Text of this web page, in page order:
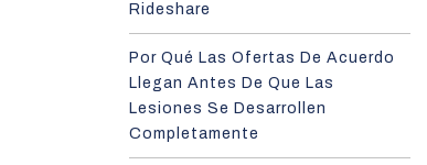
Rideshare
Por Qué Las Ofertas De Acuerdo
Llegan Antes De Que Las
Lesiones Se Desarrollen
Completamente